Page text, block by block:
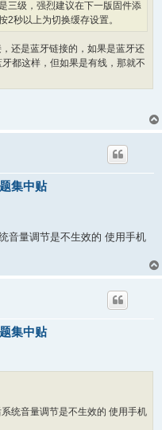
三级，强烈建议在下一版固件添
2秒以上为切换缓存设置。
还是蓝牙链接的，如果是蓝牙还
都这样，但如果是有线，那就不
集中贴
音量调节是不生效的 使用手机
集中贴
统音量调节是不生效的 使用手机